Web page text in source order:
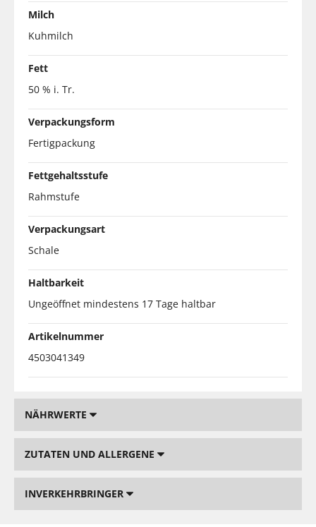
Milch
Kuhmilch
Fett
50 % i. Tr.
Verpackungsform
Fertigpackung
Fettgehaltsstufe
Rahmstufe
Verpackungsart
Schale
Haltbarkeit
Ungeöffnet mindestens 17 Tage haltbar
Artikelnummer
4503041349
NÄHRWERTE
ZUTATEN UND ALLERGENE
INVERKEHRBRINGER